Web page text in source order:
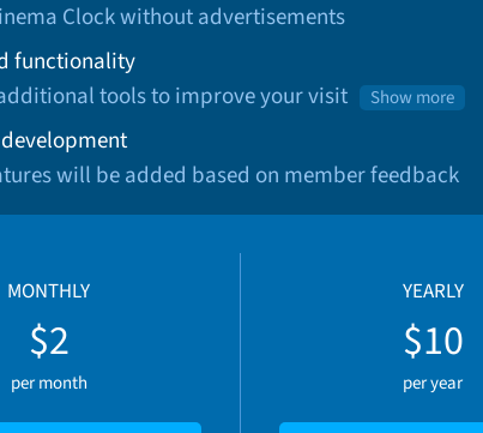
Clock without advertisements
functionality
tools to improve your visit
Show more
will be added based on member feedback
MONTHLY
$2
per month
YEARLY
$10
per year